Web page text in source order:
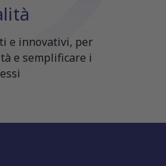
e innovativi, per
e semplificare i